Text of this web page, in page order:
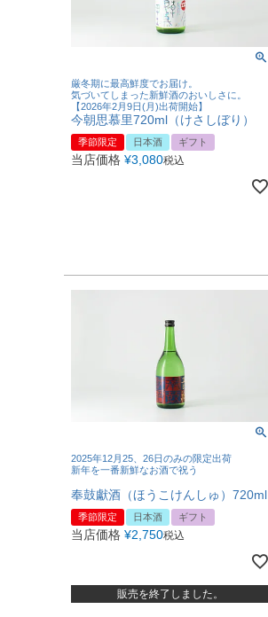
厳冬期に最高鮮度でお届け。
気づいてしまった新鮮酒のおいしさに。
【2026年2月9日(月)出荷開始】
今朝思慕里720ml（けさしぼり）
季節限定 日本酒 ギフト
当店価格 ¥3,080税込
2025年12月25、26日のみの限定出荷
新年を一番新鮮なお酒で祝う
奉鼓獻酒（ほうこけんしゅ）720ml
季節限定 日本酒 ギフト
当店価格 ¥2,750税込
販売を終了しました。